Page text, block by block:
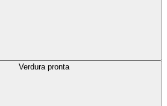
Verdura pronta